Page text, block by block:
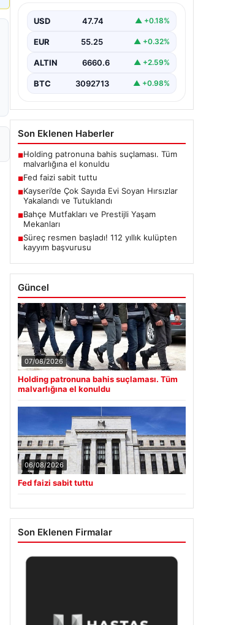
politika…
USD 47.74 ▲ +0.18%
EUR 55.25 ▲ +0.32%
ALTIN 6660.6 ▲ +2.59%
BTC 3092713 ▲ +0.98%
Son Eklenen Haberler
■Holding patronuna bahis suçlaması. Tüm
malvarlığına el konuldu
■Fed faizi sabit tuttu
■Kayseri’de Çok Sayıda Evi Soyan Hırsızlar
Yakalandı ve Tutuklandı
■Bahçe Mutfakları ve Prestijli Yaşam
Mekanları
■Süreç resmen başladı! 112 yıllık kulüpten
kayyım başvurusu
Güncel
07/08/2026
Holding patronuna bahis suçlaması. Tüm
malvarlığına el konuldu
06/08/2026
Fed faizi sabit tuttu
Son Eklenen Firmalar